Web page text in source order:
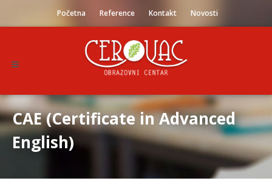
Početna Reference Kontakt Novosti
CAE (Certificate in Advanced
English)